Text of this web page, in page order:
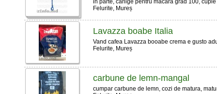
in parte, carlige pentru macara grad 100,
Felurite, Mureș
Lavazza boabe Italia
Vand cafea Lavazza booabe crema e gusto
Felurite, Mureș
carbune de lemn-mangal
cumpar carbune de lemn, cozi de matura,